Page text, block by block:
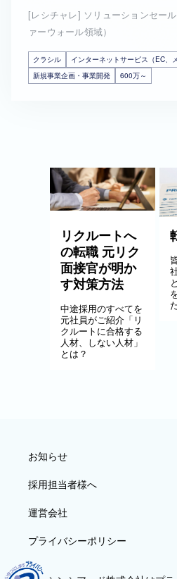
[レシチャレ] ソリューションセー
ァーウォール領域）
クラシル
インターネットサービス（EC、
新規事業企画・事業開発
600万～
リクルートへ
の転職 元リク
面接官が明か
す対策方法
中途採用のすべてを
元社員がご紹介「リ
クルートに合格する
人材、しない人材」
とは？
お知らせ
採用担当者様へ
運営会社
プライバシーポリシー